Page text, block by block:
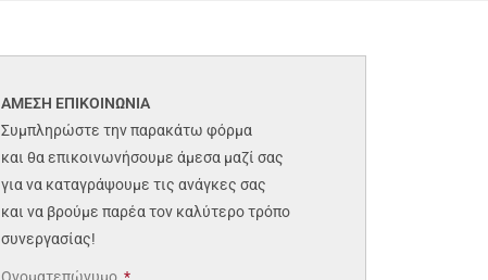
ΑΜΕΣΗ ΕΠΙΚΟΙΝΩΝΙΑ
Συμπληρώστε την παρακάτω φόρμα
και θα επικοινωνήσουμε άμεσα μαζί σας
για να καταγράψουμε τις ανάγκες σας
και να βρούμε παρέα τον καλύτερο τρόπο
συνεργασίας!